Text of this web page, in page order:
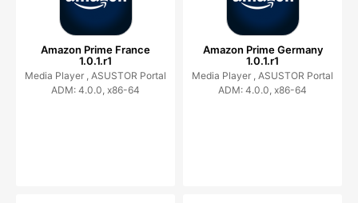
Amazon Prime France
1.0.1.r1
Media Player , ASUSTOR Portal
ADM: 4.0.0, x86-64
Amazon Prime Germany
1.0.1.r1
Media Player , ASUSTOR Portal
ADM: 4.0.0, x86-64